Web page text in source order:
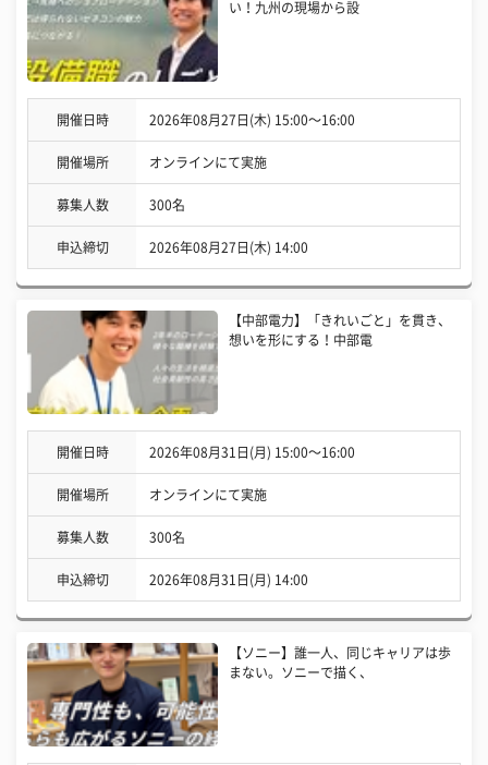
い！九州の現場から設
開催日時 2026年08月27日(木) 15:00〜16:00
開催場所 オンラインにて実施
募集人数 300名
申込締切 2026年08月27日(木) 14:00
【中部電力】「きれいごと」を貫き、
想いを形にする！中部電
開催日時 2026年08月31日(月) 15:00〜16:00
開催場所 オンラインにて実施
募集人数 300名
申込締切 2026年08月31日(月) 14:00
【ソニー】誰一人、同じキャリアは歩
まない。ソニーで描く、